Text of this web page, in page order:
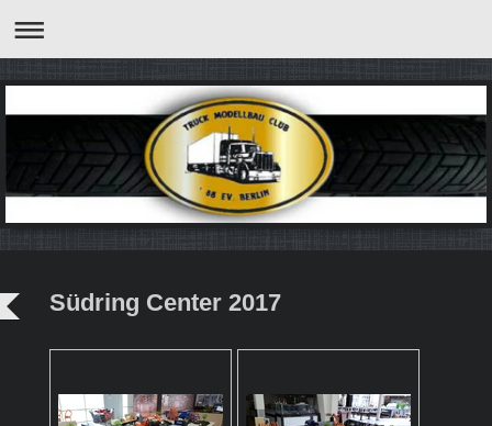
Südring Center 2017